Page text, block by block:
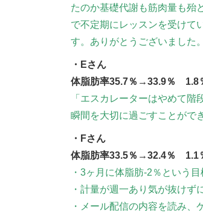
たのか基礎代謝も筋肉量も殆
で不定期にレッスンを受けて
す。ありがとうございました。
・Eさん
体脂肪率35.7％→33.9％ 1.8
「エスカレーターはやめて
瞬間を大切に過ごすことがで
・Fさん
体脂肪率33.5％→32.4％ 1.1
・3ヶ月に体脂肪-2％という
・計量が週一あり気が抜け
・メール配信の内容を読み